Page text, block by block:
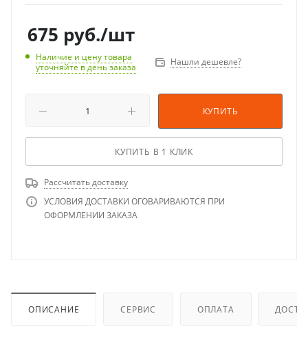
675 руб./шт
Наличие и цену товара
уточняйте в день заказа
Нашли дешевле?
КУПИТЬ
КУПИТЬ В 1 КЛИК
Рассчитать доставку
УСЛОВИЯ ДОСТАВКИ ОГОВАРИВАЮТСЯ ПРИ
ОФОРМЛЕНИИ ЗАКАЗА
ОПИСАНИЕ СЕРВИС ОПЛАТА